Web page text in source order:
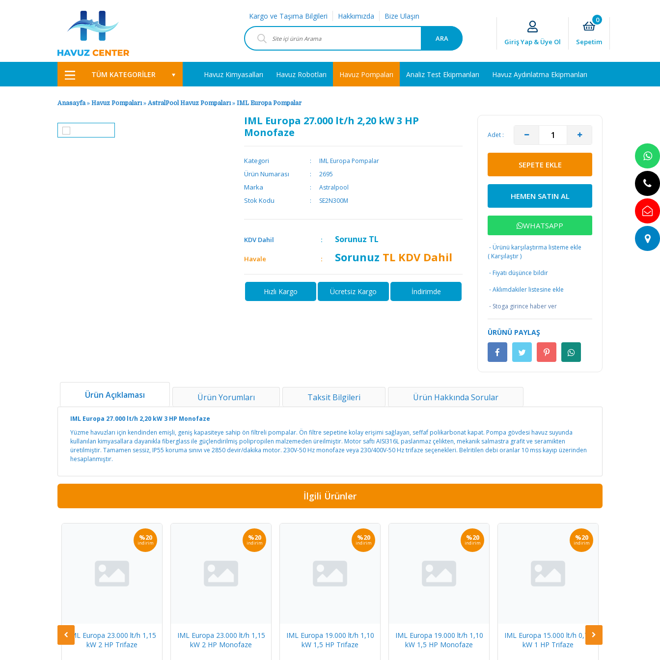
Kargo ve Taşıma Bilgileri Hakkımızda Bize Ulaşın
ARA Giriş Yap & Üye Ol
0
Sepetim
TÜM KATEGORİLER Havuz Kimyasalları Havuz Robotları Havuz Pompaları Analiz Test Ekipmanları Havuz Aydınlatma Ekipmanları
Anasayfa» Havuz Pompaları» AstralPool Havuz Pompaları» IML Europa Pompalar
IML Europa 27.000 lt/h 2,20 kW 3 HP
Monofaze
Kategori IML Europa Pompalar
Ürün Numarası 2695
Marka Astralpool
Stok Kodu SE2N300M
KDV Dahil Sorunuz TL
Havale Sorunuz TL KDV Dahil
Hızlı Kargo Ücretsiz Kargo İndirimde
Adet :
SEPETE EKLE
HEMEN SATIN AL
WHATSAPP
· Ürünü karşılaştırma listeme ekle
( Karşılaştır)
· Fiyatı düşünce bildir
· Aklımdakiler listesine ekle
· Stoga girince haber ver
ÜRÜNÜ PAYLAŞ
Ürün Açıklaması Ürün Yorumları Taksit Bilgileri Ürün Hakkında Sorular
IML Europa 27.000 lt/h 2,20 kW 3 HP Monofaze
Yüzme havuzları için kendinden emişli, geniş kapasiteye sahip ön filtreli pompalar. Ön filtre sepetine kolay erişimi sağlayan, seffaf polikarbonat kapat. Pompa gövdesi havuz suyunda
kullanılan kimyasallara dayanıkla fiberglass ile güçlendirilmiş polipropilen malzemeden üreilmiştir. Motor saftı AISI316L paslanmaz çelikten, mekanik salmastra grafit ve seramikten
üretilmiştir. Tamamen sessiz, IP55 koruma sınıvı ve 2850 devir/dakika motor. 230V-50 Hz monofaze veya 230/400V-50 Hz trifaze seçenekleri. Belritilen debi oranlar 10 mss kayıp üzerinden
hesaplanmıştır.
İlgili Ürünler
%20
indirim
IML Europa 23.000 lt/h 1,15
kW 2 HP Trifaze
%20
indirim
IML Europa 23.000 lt/h 1,15
kW 2 HP Monofaze
%20
indirim
IML Europa 19.000 lt/h 1,10
kW 1,5 HP Trifaze
%20
indirim
IML Europa 19.000 lt/h 1,10
kW 1,5 HP Monofaze
%20
indirim
IML Europa 15.000 lt/h 0,75
kW 1 HP Trifaze